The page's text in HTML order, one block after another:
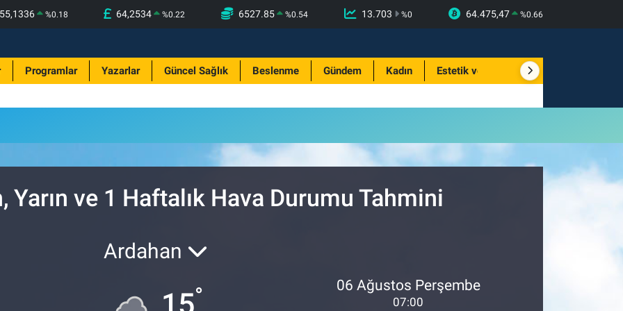
55,1336 %0.18 64,2534 %0.22 6527.85 %0.54 13.703 %0 64.475,47 %0.66
Programlar Yazarlar Güncel Sağlık Beslenme Gündem Kadın Estetik ve Güzellik
Yarın ve 1 Haftalık Hava Durumu Tahmini
Ardahan
° 06 Ağustos Perşembe
07:00